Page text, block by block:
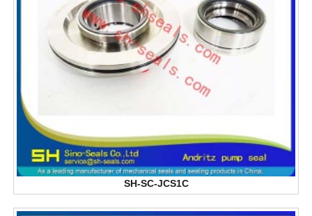
SH-SC-JCS1C